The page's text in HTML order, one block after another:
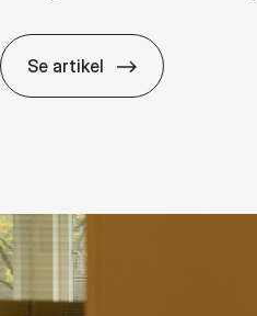
Se artikel
Fri­sæt­tel­se i den